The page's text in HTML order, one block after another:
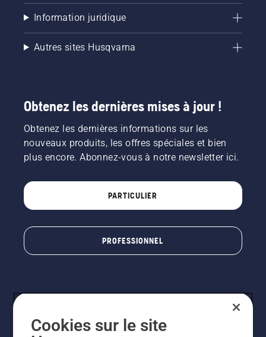
Information juridique
Autres sites Husqvarna
Obtenez les dernières mises à jour !
Obtenez les dernières informations sur les
nouveaux produits, les offres spéciales et bien
plus encore. Abonnez-vous à notre newsletter ici.
PARTICULIER
PROFESSIONNEL
Cookies sur le site